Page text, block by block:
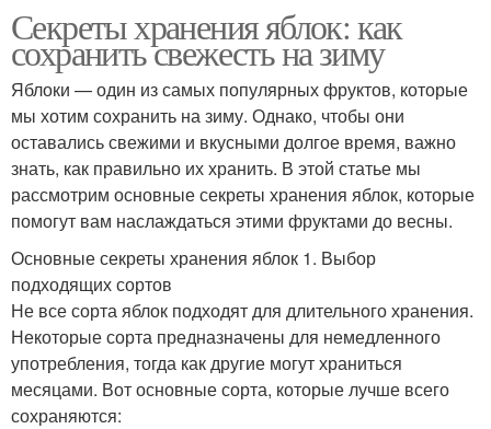
Секреты хранения яблок: как
сохранить свежесть на зиму
Яблоки — один из самых популярных фруктов, которые
мы хотим сохранить на зиму. Однако, чтобы они
оставались свежими и вкусными долгое время, важно
знать, как правильно их хранить. В этой статье мы
рассмотрим основные секреты хранения яблок, которые
помогут вам наслаждаться этими фруктами до весны.
Основные секреты хранения яблок 1. Выбор
подходящих сортов
Не все сорта яблок подходят для длительного хранения.
Некоторые сорта предназначены для немедленного
употребления, тогда как другие могут храниться
месяцами. Вот основные сорта, которые лучше всего
сохраняются: